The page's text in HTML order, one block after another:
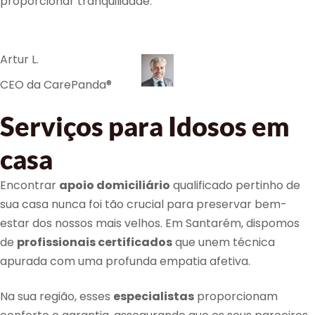
Artur L.
CEO da CarePanda®
Serviços para Idosos em
casa
Encontrar apoio domiciliário qualificado pertinho de
sua casa nunca foi tão crucial para preservar bem-
estar dos nossos mais velhos. Em Santarém, dispomos
de profissionais certificadosque unem técnica
apurada com uma profunda empatia afetiva.
Na sua região, esses especialistas proporcionam